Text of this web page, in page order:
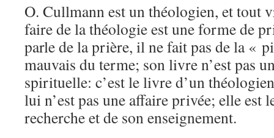
O. Cullmann est un théologien, et tout
faire de la théologie est une forme de
parle de la prière, il ne fait pas de la «
mauvais du terme; son livre n’est pas
spirituelle: c’est le livre d’un
lui n’est pas une affaire privée; elle est
recherche et de son enseignement.